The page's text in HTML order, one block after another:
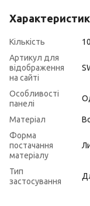
Кількість
Артикул для
відображення
на сайті
Особливості
панелі
Матеріал
Форма
постачання
матеріалу
Тип
застосування